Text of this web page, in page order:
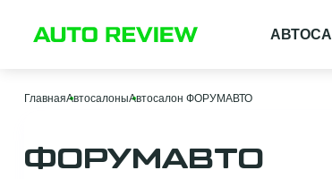
ГлавнаяАвтосалоныАвтосалон ФОРУМАВТО
ФОРУМАВТО